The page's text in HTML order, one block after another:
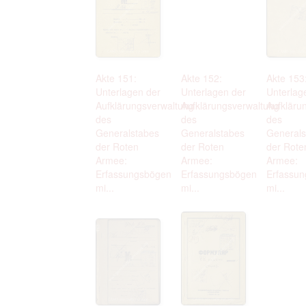
Akte 151:
Unterlagen der
Aufklärungsverwaltung
des
Generalstabes
der Roten
Armee:
Erfassungsbögen
mi...
Akte 152:
Unterlagen der
Aufklärungsverwaltung
des
Generalstabes
der Roten
Armee:
Erfassungsbögen
mi...
Akte
des
der
Armee:
mi...